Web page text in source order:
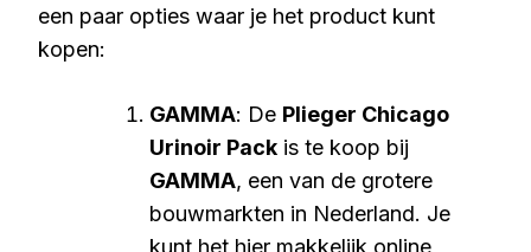
een paar opties waar je het product kunt
kopen:
GAMMA: De Plieger Chicago
Urinoir Pack is te koop bij
GAMMA, een van de grotere
bouwmarkten in Nederland. Je
kunt het hier makkelijk online